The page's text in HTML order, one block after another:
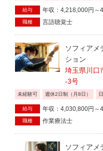
給与 年収：4,218,000円～
職種 言語聴覚士
ソフィアメ
ション
埼玉県川口
-3号
未経験可 週休2日制（月8日）
給与 年収：4,030,800円～
職種 作業療法士
ソフィアメ